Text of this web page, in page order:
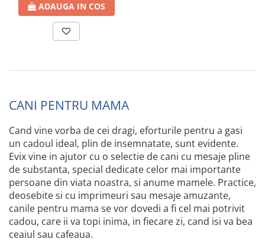
ADAUGA IN COS
CANI PENTRU MAMA
Cand vine vorba de cei dragi, eforturile pentru a gasi
un cadoul ideal, plin de insemnatate, sunt evidente.
Evix vine in ajutor cu o selectie de cani cu mesaje pline
de substanta, special dedicate celor mai importante
persoane din viata noastra, si anume mamele. Practice,
deosebite si cu imprimeuri sau mesaje amuzante,
canile pentru mama se vor dovedi a fi cel mai potrivit
cadou, care ii va topi inima, in fiecare zi, cand isi va bea
ceaiul sau cafeaua.